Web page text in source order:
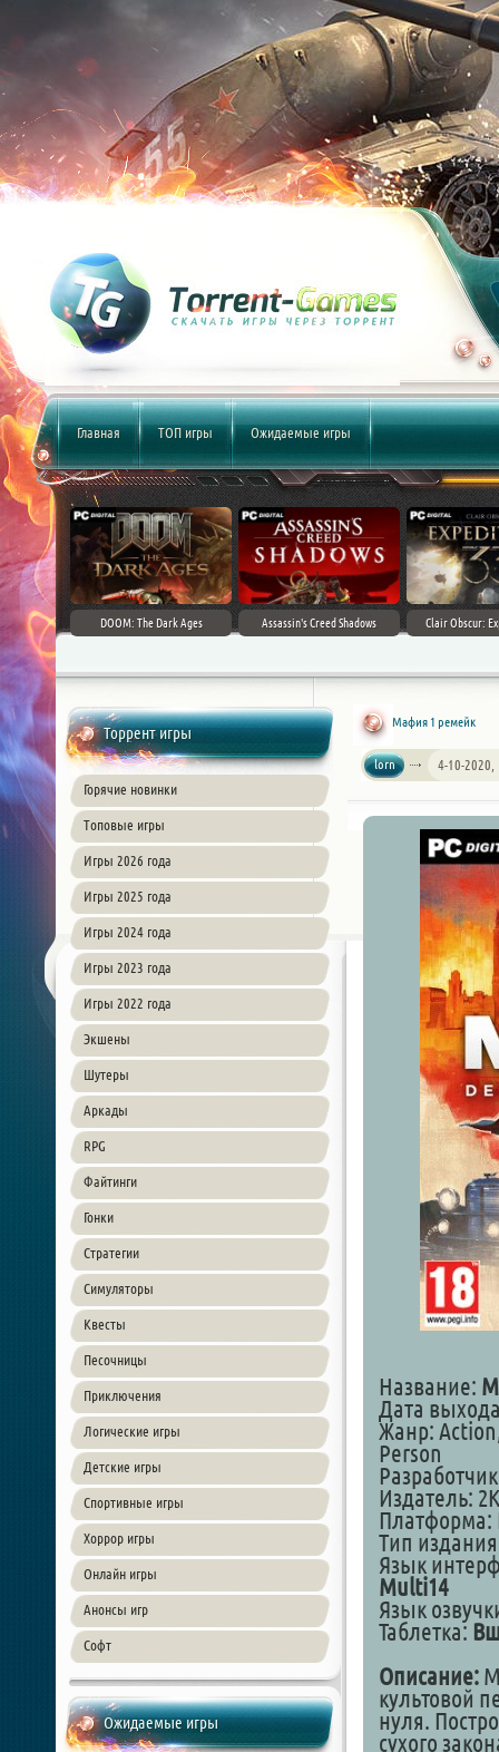
Главная ТОП игры Ожидаемые игры
DOOM: The Dark Ages Assassin's Creed Shadows Clair Obscur:
Торрент игры
Горячие новинки
Топовые игры
Игры 2026 года
Игры 2025 года
Игры 2024 года
Игры 2023 года
Игры 2022 года
Экшены
Шутеры
Аркады
RPG
Файтинги
Гонки
Стратегии
Симуляторы
Квесты
Песочницы
Приключения
Логические игры
Детские игры
Спортивные игры
Хоррор игры
Онлайн игры
Анонсы игр
Софт
Ожидаемые игры
Мафия 1 ремейк
lorn 4-10-2020,
Название:
Дата
Жанр:
Person
Издатель: 2K
Платформа:
Тип
Язык
Multi14
Язык
Таблетка:
Описание:
культовой
нуля.
сухого